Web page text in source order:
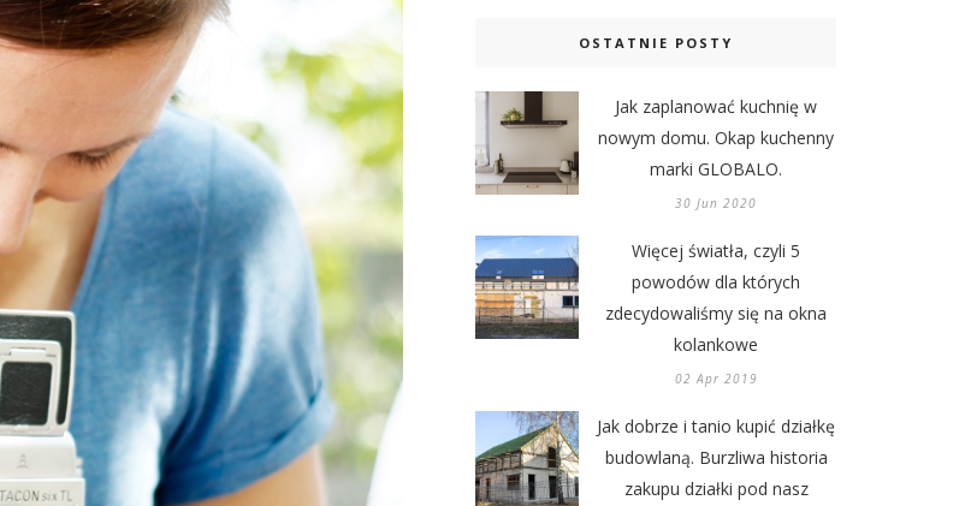
OSTATNIE POSTY
Jak zaplanować kuchnię w
nowym domu. Okap kuchenny
marki GLOBALO.
30 Jun 2020
Więcej światła, czyli 5
powodów dla których
zdecydowaliśmy się na okna
kolankowe
02 Apr 2019
Jak dobrze i tanio kupić działkę
budowlaną. Burzliwa historia
zakupu działki pod nasz